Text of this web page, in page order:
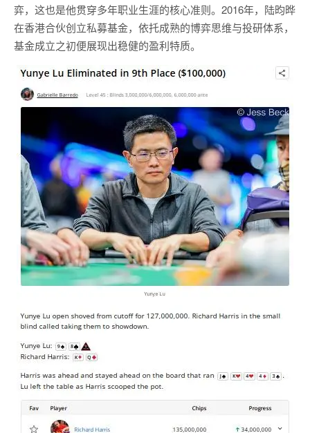
弈，这也是他贯穿多年职业生涯的核心准则。2016年，陆昀晔
在香港合伙创立私募基金，依托成熟的博弈思维与投研体系，
基金成立之初便展现出稳健的盈利特质。